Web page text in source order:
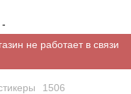
не работает в связи
1506